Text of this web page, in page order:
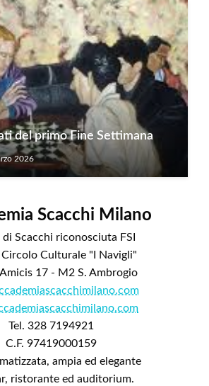
del primo Fine Settimana
2026
Scacchi Milano
di Scacchi riconosciuta FSI
Circolo Culturale "I Navigli"
17 - M2 S. Ambrogio
Tel. 328 7194921
C.F. 97419000159
ampia ed elegante
ristorante ed auditorium.